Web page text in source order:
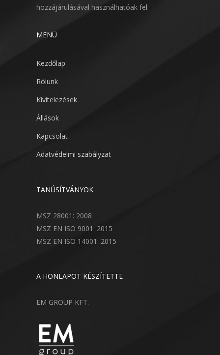
hozzájárulásával használhatóak fel.
MENÜ
Kezdőlap
Rólunk
Kivitelezések
Állások
Kapcsolat
Adatvédelmi szabályzat
TANÚSÍTVÁNYOK
MSZ 28001: 2008
MSZ EN ISO 9001: 2015
MSZ EN ISO 14001: 2015
A HONLAPOT KÉSZÍTETTE
EM GROUP KFT.